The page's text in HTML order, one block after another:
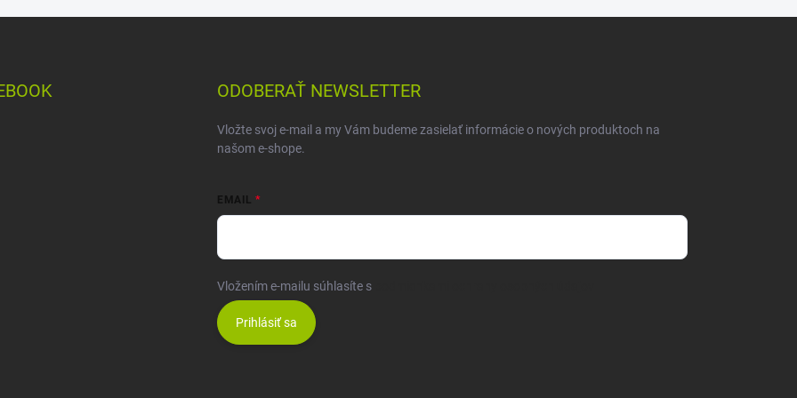
ODOBERAŤ NEWSLETTER
Vložte svoj e-mail a my Vám budeme zasielať informácie o nových produktoch na
našom e-shope.
EMAIL
Vložením e-mailu súhlasíte s
Prihlásiť sa